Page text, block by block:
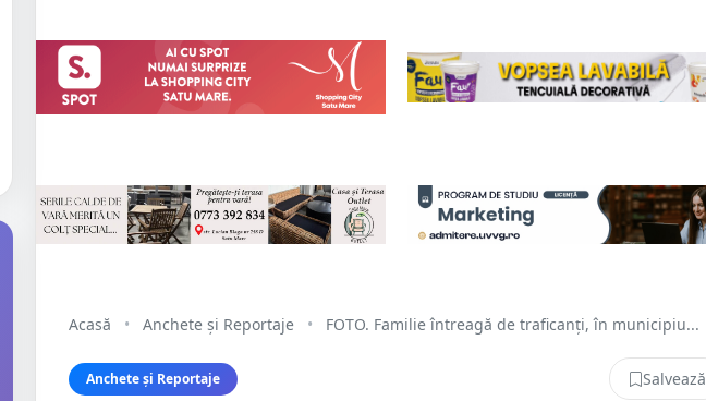
Acasă • Anchete și Reportaje • FOTO. Familie întreagă de traficanți, în municipiu...
Anchete și Reportaje Salvează